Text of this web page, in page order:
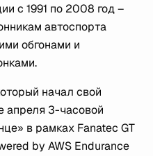
с 1991 по 2008 год –
автоспорта
обгонами и
начал свой
апреля 3-часовой
в рамках Fanatec GT
by AWS Endurance